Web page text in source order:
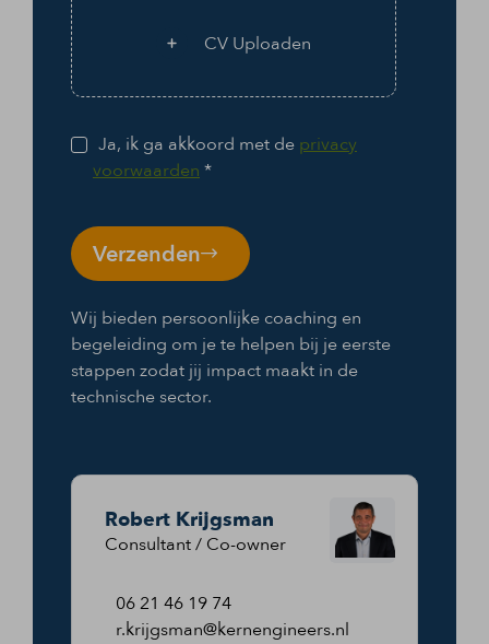
CV Uploaden
Ja, ik ga akkoord met deprivacy
voorwaarden*
Verzenden
Wij bieden persoonlijke coaching en
begeleiding om je te helpen bij je eerste
stappen zodat jij impact maakt in de
technische sector.
Robert Krijgsman
Consultant / Co-owner
06 21 46 19 74
r.krijgsman@kernengineers.nl